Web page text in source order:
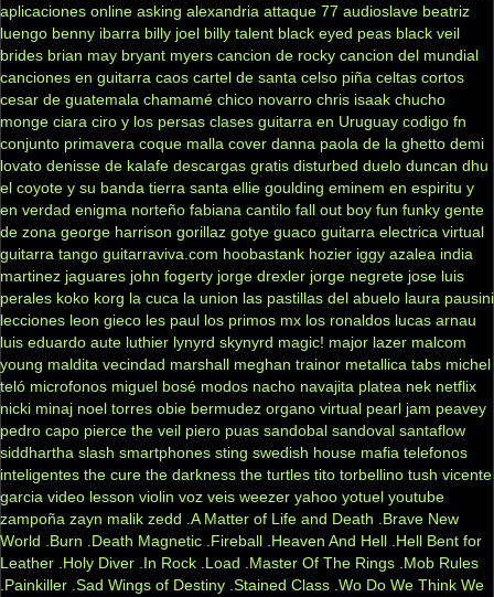
aplicaciones online asking alexandria attaque 77 audioslave beatriz
luengo benny ibarra billy joel billy talent black eyed peas black veil
brides brian may bryant myers cancion de rocky cancion del mundial
canciones en guitarra caos cartel de santa celso piña celtas cortos
cesar de guatemala chamamé chico novarro chris isaak chucho
monge ciara ciro y los persas clases guitarra en Uruguay codigo fn
conjunto primavera coque malla cover danna paola de la ghetto demi
lovato denisse de kalafe descargas gratis disturbed duelo duncan dhu
el coyote y su banda tierra santa ellie goulding eminem en espiritu y
en verdad enigma norteño fabiana cantilo fall out boy fun funky gente
de zona george harrison gorillaz gotye guaco guitarra electrica virtual
guitarra tango guitarraviva.com hoobastank hozier iggy azalea india
martinez jaguares john fogerty jorge drexler jorge negrete jose luis
perales koko korg la cuca la union las pastillas del abuelo laura pausini
lecciones leon gieco les paul los primos mx los ronaldos lucas arnau
luis eduardo aute luthier lynyrd skynyrd magic! major lazer malcom
young maldita vecindad marshall meghan trainor metallica tabs michel
teló microfonos miguel bosé modos nacho navajita platea nek netflix
nicki minaj noel torres obie bermudez organo virtual pearl jam peavey
pedro capo pierce the veil piero puas sandobal sandoval santaflow
siddhartha slash smartphones sting swedish house mafia telefonos
inteligentes the cure the darkness the turtles tito torbellino tush vicente
garcia video lesson violin voz veis weezer yahoo yotuel youtube
zampoña zayn malik zedd .A Matter of Life and Death
.Brave New
World
.Burn .Death Magnetic .Fireball .Heaven And Hell .Hell Bent for
Leather .Holy Diver .In Rock .Load .Master Of The Rings .Mob Rules
.Painkiller .Sad Wings of Destiny .Stained Class .Wo Do We Think We